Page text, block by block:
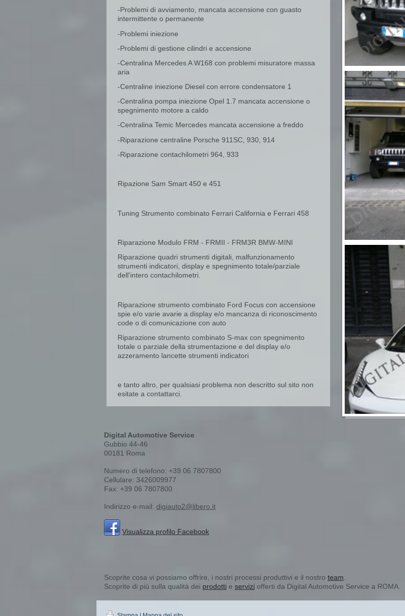
-Problemi di avviamento, mancata accensione con guasto
intermittente o permanente
-Problemi iniezione
-Problemi di gestione cilindri e accensione
-Centralina Mercedes A W168 con problemi misuratore massa
aria
-Centraline iniezione Diesel con errore condensatore 1
-Centralina pompa iniezione Opel 1.7 mancata accensione o
spegnimento motore a caldo
-Centralina Temic Mercedes mancata accensione a freddo
-Riparazione centraline Porsche 911SC, 930, 914
-Riparazione contachilometri 964, 933
Ripazione Sam Smart 450 e 451
Tuning Strumento combinato Ferrari California e Ferrari 458
Riparazione Modulo FRM - FRMII - FRM3R BMW-MINI
Riparazione quadri strumenti digitali, malfunzionamento
strumenti indicatori, display e spegnimento totale/parziale
dell'intero contachilometri.
Riparazione strumento combinato Ford Focus con accensione
spie e/o varie avarie a display e/o mancanza di riconoscimento
code o di comunicazione con auto
Riparazione strumento combinato S-max con spegnimento
totale o parziale della strumentazione e del display e/o
azzeramento lancette strumenti indicatori
e tanto altro, per qualsiasi problema non descritto sul sito non
esitate a contattarci.
Digital Automotive Service
Gubbio 44-46
00181 Roma
Numero di telefono: +39 06 7807800
Cellulare: 3426009977
Fax: +39 06 7807800
Indirizzo e-mail: digiauto2@libero.it
Visualizza profilo Facebook
Scoprite cosa vi possiamo offrire, i nostri processi produttivi e il nostro team
Scoprite di più sulla qualità dei prodotti e servizi offerti da Digital Automotive Service a ROMA.